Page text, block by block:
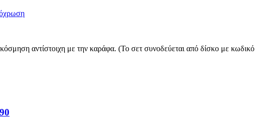
αντίστοιχη με την καράφα. (Το σετ συνοδεύεται από δίσκο με κωδικό